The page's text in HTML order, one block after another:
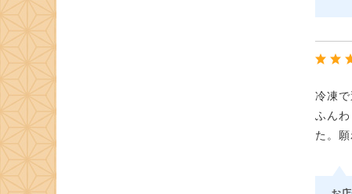
冷凍
ふん
た。